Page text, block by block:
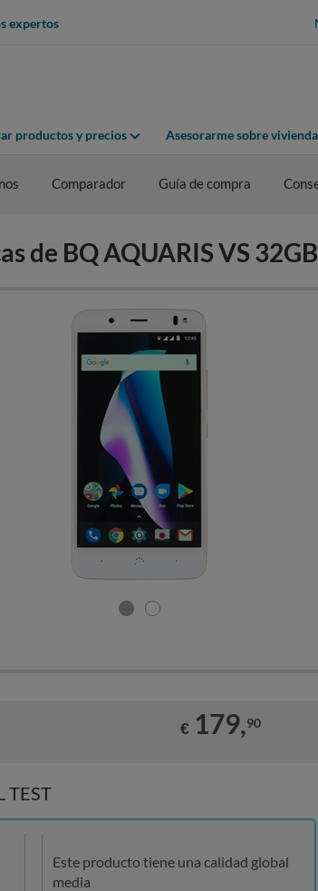
expertos
productos y precios Asesorarme sobre vivienda
Comparador Guía de compra
de BQ AQUARIS VS 32GB
€ 179,90
TEST
Este producto tiene una calidad global
media